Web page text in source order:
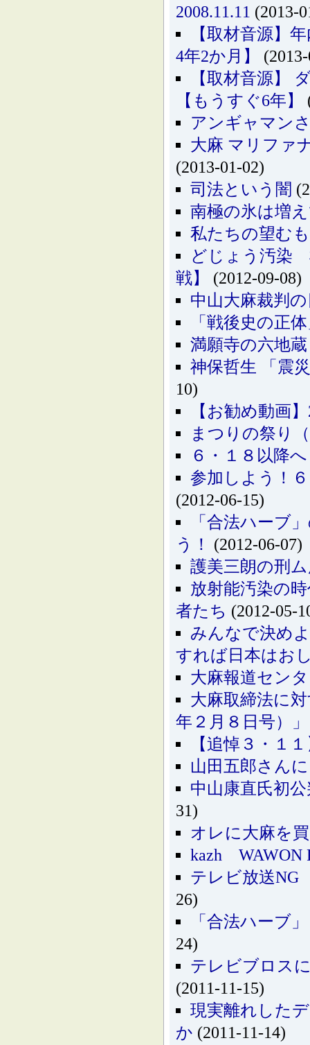
2008.11.11 (2013-
【取材音源】
4年2か月】
【取材音源】
【もうすぐ6年】
アンギャマン
大麻 マリファ
(2013-01-02)
司法という闇
南極の氷は増
私たちの望む
どじょう汚染
戦】
(2012-09-08)
中山大麻裁判
「戦後史の正
満願寺の六地蔵
神保哲生 「震
10)
【お勧め動画
まつりの祭り
６・１８以降へ
参加しよう！
(2012-06-15)
「合法ハーブ
う！
(2012-06-07)
護美三朗の刑
放射能汚染の
者たち (2012-05-
みんなで決め
すれば日本はお
大麻報道セン
大麻取締法に
年２月８日号）
【追悼３・１
山田五郎さん
中山康直氏初
31)
オレに大麻を
kazh WAWON
テレビ放送NG
26)
「合法ハーブ
24)
テレビブロス
(2011-11-15)
現実離れした
か (2011-11-14)